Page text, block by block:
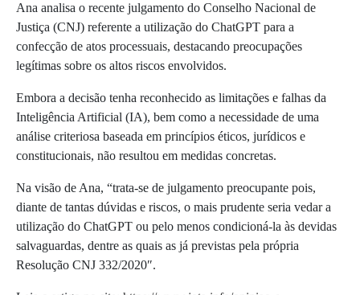
Ana analisa o recente julgamento do Conselho Nacional de
Justiça (CNJ) referente a utilização do ChatGPT para a
confecção de atos processuais, destacando preocupações
legítimas sobre os altos riscos envolvidos.
Embora a decisão tenha reconhecido as limitações e falhas da
Inteligência Artificial (IA), bem como a necessidade de uma
análise criteriosa baseada em princípios éticos, jurídicos e
constitucionais, não resultou em medidas concretas.
Na visão de Ana, “trata-se de julgamento preocupante pois,
diante de tantas dúvidas e riscos, o mais prudente seria vedar a
utilização do ChatGPT ou pelo menos condicioná-la às devidas
salvaguardas, dentre as quais as já previstas pela própria
Resolução CNJ 332/2020″.